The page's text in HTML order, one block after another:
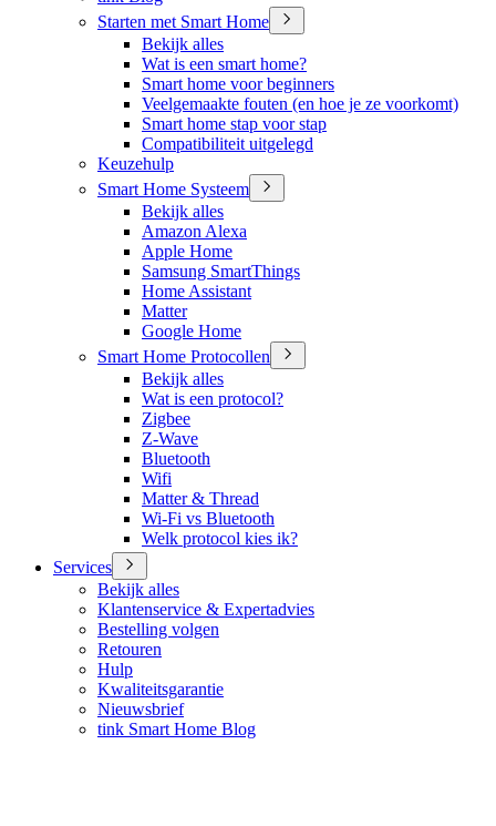
Starten met Smart Home
Bekijk alles
Wat is een smart home?
Smart home voor beginners
Veelgemaakte fouten (en hoe je ze voorkomt)
Smart home stap voor stap
Compatibiliteit uitgelegd
Keuzehulp
Smart Home Systeem
Bekijk alles
Amazon Alexa
Apple Home
Samsung SmartThings
Home Assistant
Matter
Google Home
Smart Home Protocollen
Bekijk alles
Wat is een protocol?
Zigbee
Z-Wave
Bluetooth
Wifi
Matter & Thread
Wi-Fi vs Bluetooth
Welk protocol kies ik?
Services
Bekijk alles
Klantenservice & Expertadvies
Bestelling volgen
Retouren
Hulp
Kwaliteitsgarantie
Nieuwsbrief
tink Smart Home Blog